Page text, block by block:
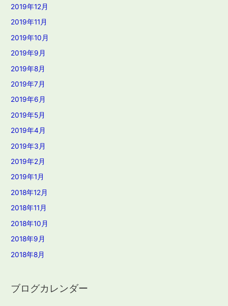
2019年12月
2019年11月
2019年10月
2019年9月
2019年8月
2019年7月
2019年6月
2019年5月
2019年4月
2019年3月
2019年2月
2019年1月
2018年12月
2018年11月
2018年10月
2018年9月
2018年8月
ブログカレンダー